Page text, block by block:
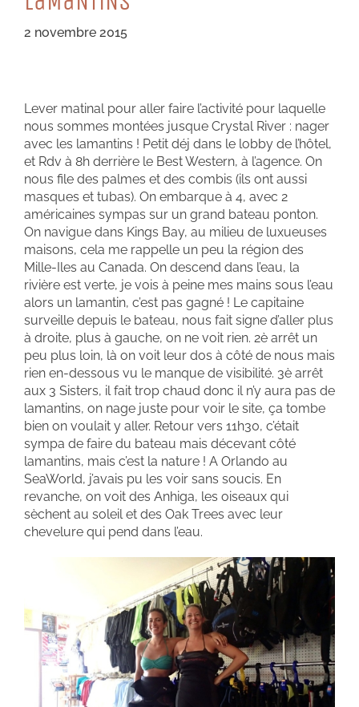
2 novembre 2015
Lever matinal pour aller faire l’activité pour laquelle
nous sommes montées jusque Crystal River : nager
avec les lamantins ! Petit déj dans le lobby de l’hôtel,
et Rdv à 8h derrière le Best Western, à l’agence. On
nous file des palmes et des combis (ils ont aussi
masques et tubas). On embarque à 4, avec 2
américaines sympas sur un grand bateau ponton.
On navigue dans Kings Bay, au milieu de luxueuses
maisons, cela me rappelle un peu la région des
Mille-Iles au Canada. On descend dans l’eau, la
rivière est verte, je vois à peine mes mains sous l’eau
alors un lamantin, c’est pas gagné ! Le capitaine
surveille depuis le bateau, nous fait signe d’aller plus
à droite, plus à gauche, on ne voit rien. 2è arrêt un
peu plus loin, là on voit leur dos à côté de nous mais
rien en-dessous vu le manque de visibilité. 3è arrêt
aux 3 Sisters, il fait trop chaud donc il n’y aura pas de
lamantins, on nage juste pour voir le site, ça tombe
bien on voulait y aller. Retour vers 11h30, c’était
sympa de faire du bateau mais décevant côté
lamantins, mais c’est la nature ! A Orlando au
SeaWorld, j’avais pu les voir sans soucis. En
revanche, on voit des Anhiga, les oiseaux qui
sèchent au soleil et des Oak Trees avec leur
chevelure qui pend dans l’eau.